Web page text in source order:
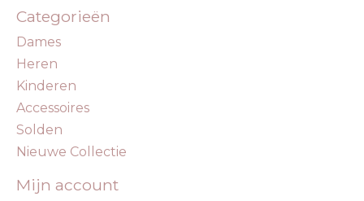
Categorieën
Dames
Heren
Kinderen
Accessoires
Solden
Nieuwe Collectie
Mijn account